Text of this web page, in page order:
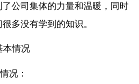
公司集体的力量和温暖，同时
多没有学到的知识。
本情况
况：